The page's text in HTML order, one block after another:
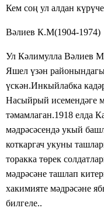
Кем соң ул алдан
Вәлиев К.М(1904-1974)
Ул Кәлимулла Вәлиев
Яшел үзән
үскән.Инкыйлабка
Насыйрый исемендәге
тәмамлаган.1918 елда
мәдрәсәсендә укый
коткаргач укуны
торакка төрек
мәдрәсәне ташлап
хакимияте мәдрәсәне
билгеле..